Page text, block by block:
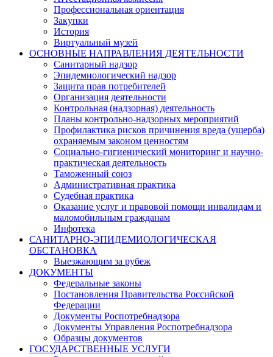
Профессиональная ориентация
Закупки
История
Виртуальный музей
ОСНОВНЫЕ НАПРАВЛЕНИЯ ДЕЯТЕЛЬНОСТИ
Санитарный надзор
Эпидемиологический надзор
Защита прав потребителей
Организация деятельности
Контрольная (надзорная) деятельность
Планы контрольно-надзорных мероприятий
Профилактика рисков причинения вреда (ущерба)
охраняемым законом ценностям
Социально-гигиенический мониторинг и научно-
практическая деятельность
Таможенный союз
Административная практика
Судебная практика
Оказание услуг и правовой помощи инвалидам и
маломобильным гражданам
Инфотека
САНИТАРНО-ЭПИДЕМИОЛОГИЧЕСКАЯ
ОБСТАНОВКА
Выезжающим за рубеж
ДОКУМЕНТЫ
Федеральные законы
Постановления Правительства Российской
Федерации
Документы Роспотребнадзора
Документы Управления Роспотребнадзора
Образцы документов
ГОСУДАРСТВЕННЫЕ УСЛУГИ